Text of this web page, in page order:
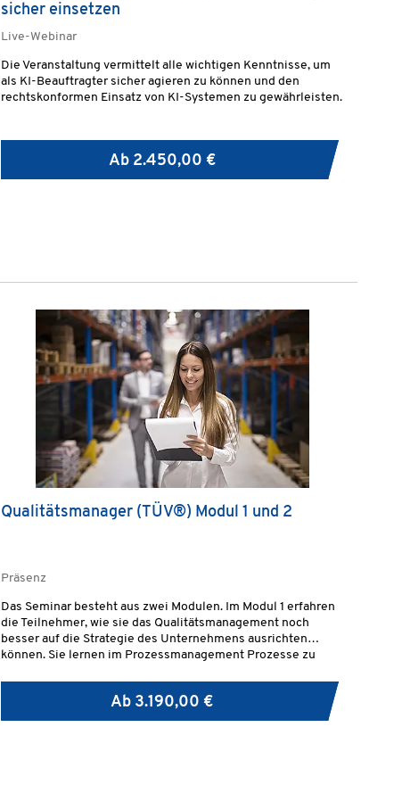
sicher einsetzen
Live-Webinar
Die Veranstaltung vermittelt alle wichtigen Kenntnisse, um
als KI-Beauftragter sicher agieren zu können und den
rechtskonformen Einsatz von KI-Systemen zu gewährleisten.
Ab 2.450,00 €
Qualitätsmanager (TÜV®) Modul 1 und 2
Präsenz
Das Seminar besteht aus zwei Modulen. Im Modul 1 erfahren
die Teilnehmer, wie sie das Qualitätsmanagement noch
besser auf die Strategie des Unternehmens ausrichten
können. Sie lernen im Prozessmanagement Prozesse zu
bewerten. Das Ressourcenmanagement beleuchtet Ansätze
der Mitarbeiterbefähigung und -motivation.Im 2. Modul
lernen sie Möglichkeiten zur Analyse, Bewertung sowie
Ab 3.190,00 €